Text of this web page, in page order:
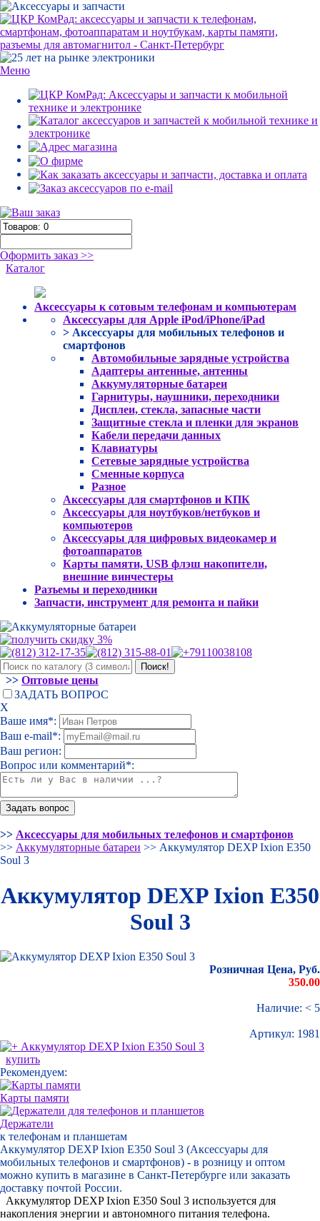
Меню
Оформить заказ >>
Каталог
Аксессуары к сотовым телефонам и компьютерам
Аксессуары для Apple iPod/iPhone/iPad
> Аксессуары для мобильных телефонов и
смартфонов
Автомобильные зарядные устройства
Адаптеры антенные, антенны
Аккумуляторные батареи
Гарнитуры, наушники, переходники
Дисплеи, стекла, запасные части
Защитные стекла и пленки для экранов
Кабели передачи данных
Клавиатуры
Сетевые зарядные устройства
Сменные корпуса
Разное
Аксессуары для смартфонов и КПК
Аксессуары для ноутбуков/нетбуков и
компьютеров
Аксессуары для цифровых видеокамер и
фотоаппаратов
Карты памяти, USB флэш накопители,
внешние винчестеры
Разъемы и переходники
Запчасти, инструмент для ремонта и пайки
>> Оптовые цены
ЗАДАТЬ ВОПРОС
Х
Ваше имя*:
Ваш e-mail*:
Ваш регион:
Вопрос или комментарий*:
>> Аксессуары для мобильных телефонов и смартфонов
>> Аккумуляторные батареи >> Аккумулятор DEXP Ixion E350
Soul 3
Аккумулятор DEXP Ixion E350
Soul 3
Розничная Цена, Руб.
350.00
Наличие: < 5
Артикул: 1981
купить
Рекомендуем:
Карты памяти
Держатели
к телефонам и планшетам
Аккумулятор DEXP Ixion E350 Soul 3 (Аксессуары для
мобильных телефонов и смартфонов) - в розницу и оптом
можно купить в магазине в Санкт-Петербурге или заказать
доставку почтой России.
Аккумулятор DEXP Ixion E350 Soul 3 используется для
накопления энергии и автономного питания телефона.